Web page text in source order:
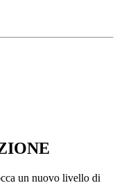
un nuovo livello di